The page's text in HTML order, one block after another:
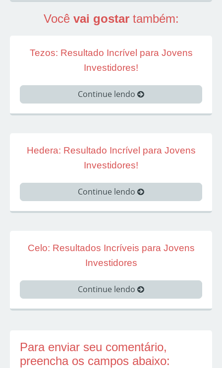
Você vai gostartambém:
Tezos: Resultado Incrível para Jovens
Investidores!
Continue lendo
Hedera: Resultado Incrível para Jovens
Investidores!
Continue lendo
Celo: Resultados Incríveis para Jovens
Investidores
Continue lendo
Para enviar seu comentário,
preencha os campos abaixo: